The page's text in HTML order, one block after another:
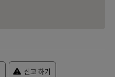
신고 하기